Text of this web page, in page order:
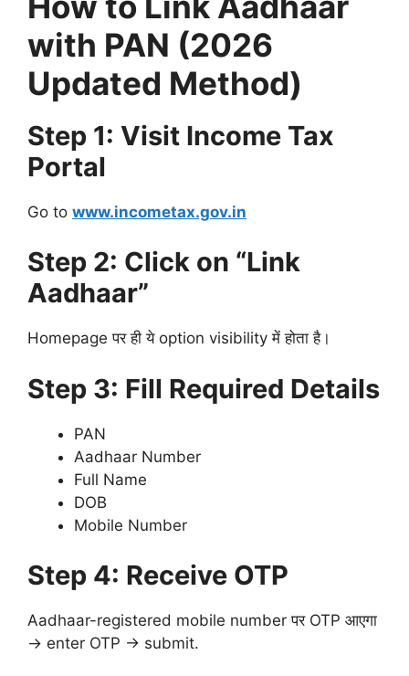
with PAN (2026
Updated Method)
Step 1: Visit Income Tax
Portal
Go to www.incometax.gov.in
Step 2: Click on “Link
Aadhaar”
Homepage पर ही ये option visibility में होता है।
Step 3: Fill Required Details
PAN
Aadhaar Number
Full Name
DOB
Mobile Number
Step 4: Receive OTP
Aadhaar-registered mobile number पर OTP आएगा
→ enter OTP → submit.